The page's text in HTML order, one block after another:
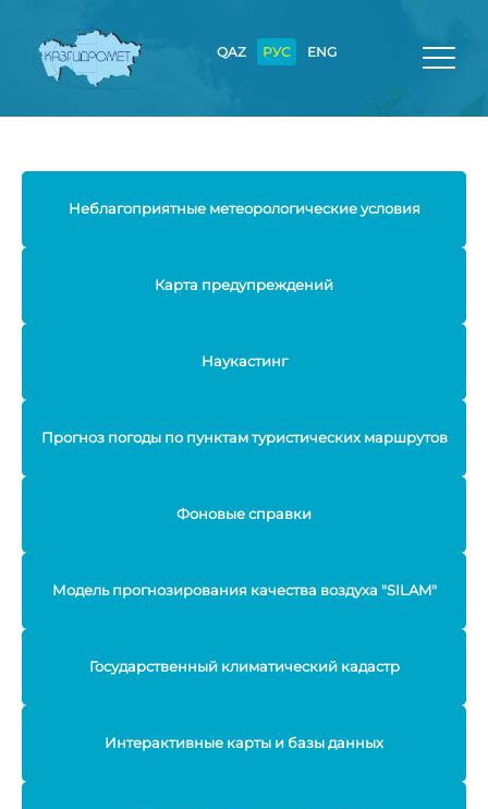
QAZ РУС ENG
Неблагоприятные метеорологические условия
Карта предупреждений
Наукастинг
Прогноз погоды по пунктам туристических маршрутов
Фоновые справки
Модель прогнозирования качества воздуха "SILAM"
Государственный климатический кадастр
Интерактивные карты и базы данных